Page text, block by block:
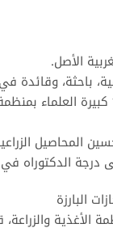
الأصل.
باحثة، وقائدة
الزراعية،
الدكتوراه في
البارزة